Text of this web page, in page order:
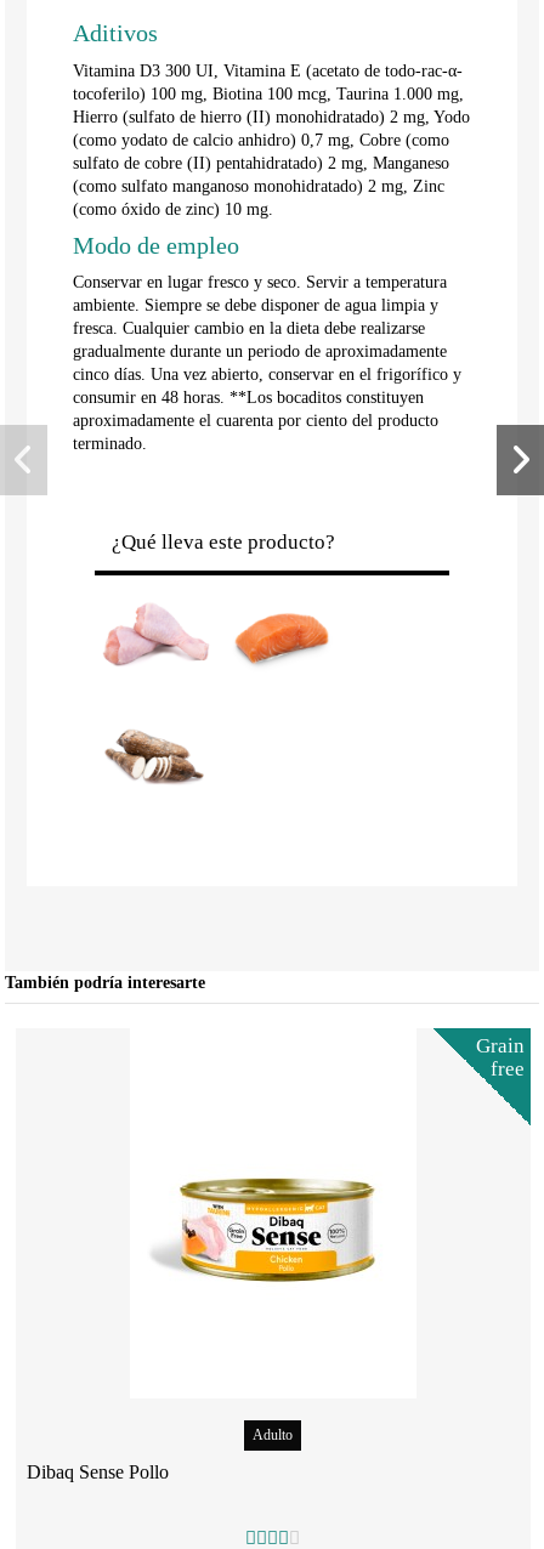
Aditivos
Vitamina D3 300 UI, Vitamina E (acetato de todo-rac-α-
tocoferilo) 100 mg, Biotina 100 mcg, Taurina 1.000 mg,
Hierro (sulfato de hierro (II) monohidratado) 2 mg, Yodo
(como yodato de calcio anhidro) 0,7 mg, Cobre (como
sulfato de cobre (II) pentahidratado) 2 mg, Manganeso
(como sulfato manganoso monohidratado) 2 mg, Zinc
(como óxido de zinc) 10 mg.
Modo de empleo
Conservar en lugar fresco y seco. Servir a temperatura
ambiente. Siempre se debe disponer de agua limpia y
fresca. Cualquier cambio en la dieta debe realizarse
gradualmente durante un periodo de aproximadamente
cinco días. Una vez abierto, conservar en el frigorífico y
consumir en 48 horas. **Los bocaditos constituyen
aproximadamente el cuarenta por ciento del producto
terminado.
¿Qué lleva este producto?
También podría interesarte
Grain
free
Adulto
Dibaq Sense Pollo